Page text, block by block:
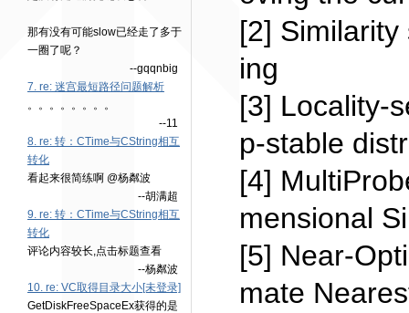
那有没有可能slow已经走了多于
一圈了呢？
--gqqnbig
7. re: 迷宫最短路径问题解析
。。。。。。。。
--11
8. re: 转：CTime与CString相互
转化
看起来很简练啊 @杨粼波
--胡满超
9. re: 转：CTime与CString相互
转化
评论内容较长,点击标题查看
--杨粼波
10. re: VC取得目录大小[未登录]
GetDiskFreeSpaceEx获得的是
[2]
ing
[3] Locality-
p-stable
[4]
mensional
[5] Near-
mate